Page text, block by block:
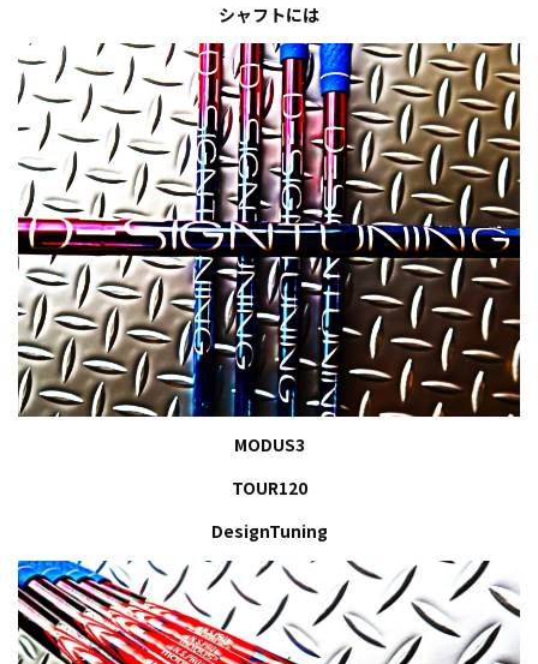
シャフトには
MODUS3
TOUR120
DesignTuning